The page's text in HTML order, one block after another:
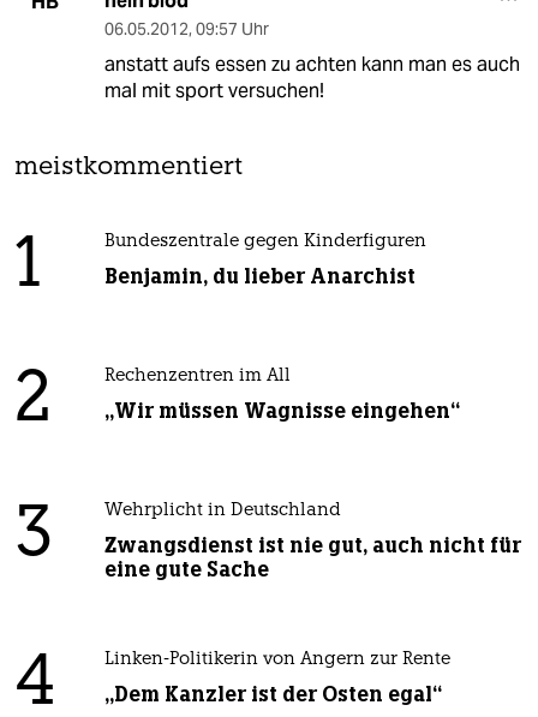
06.05.2012, 09:57 Uhr
anstatt aufs essen zu achten kann man es auch
mal mit sport versuchen!
meistkommentiert
1 Bundeszentrale gegen Kinderfiguren
Benjamin, du lieber Anarchist
2 Rechenzentren im All
„Wir müssen Wagnisse eingehen“
3 Wehrplicht in Deutschland
Zwangsdienst ist nie gut, auch nicht für
eine gute Sache
4 Linken-Politikerin von Angern zur Rente
„Dem Kanzler ist der Osten egal“